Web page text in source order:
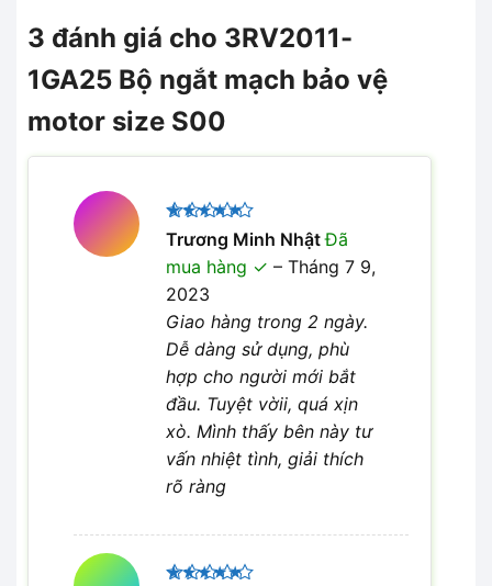
3 đánh giá cho 3RV2011-
1GA25 Bộ ngắt mạch bảo vệ
motor size S00
Được xếp
hạng
55
sao
Trương Minh NhậtĐã
mua hàng
– Tháng 7 9,
2023
Giao hàng trong 2 ngày.
Dễ dàng sử dụng, phù
hợp cho người mới bắt
đầu. Tuyệt vờii, quá xịn
xò. Mình thấy bên này tư
vấn nhiệt tình, giải thích
rõ ràng